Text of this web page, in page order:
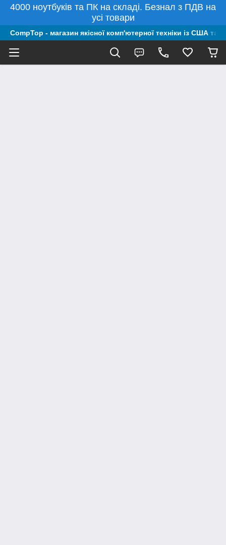
4000 ноутбуків та ПК на складі. Безнал з ПДВ на
усі товари
CompTop - магазин якісної комп'ютерної техніки із США та